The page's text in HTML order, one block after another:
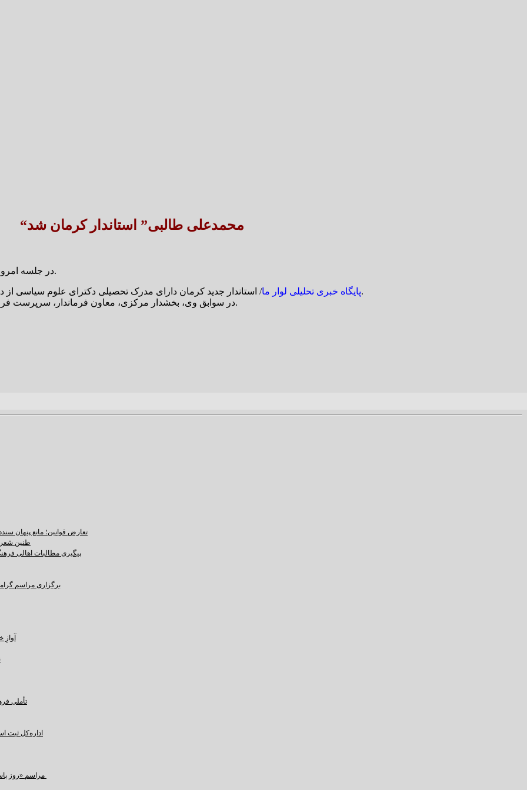
تعارض قوانین؛ مانع پنهان سنددار شدن بخش
طنین شعر عاشورایی در
“محمدعلی طالبی” استاندار کرمان شد
در جلسه امروز هیات دولت، محمدعلی طالبی به‌عنوان استاندار کرمان منصوب شد.
پایگاه خبری تحلیلی لوار ما/ استاندار جدید کرمان دارای مدرک تحصیلی دکترای علوم سیاسی از دانشگاه شهید بهشتی است و در دولت دوازدهم استاندار یزد بوده است.
در سوابق وی، بخشدار مرکزی، معاون فرماندار، سرپرست فرمانداری شهرستان خاتم و معاون سیاسی استانداری یزد دیده می‌شود.
تعارض قوانین؛ مانع پنهان
طنین
پیگیری مطالبات اهالی
برگزاری مراسم
آوازِ خاک
تأملی
اداره‌کل ثبت